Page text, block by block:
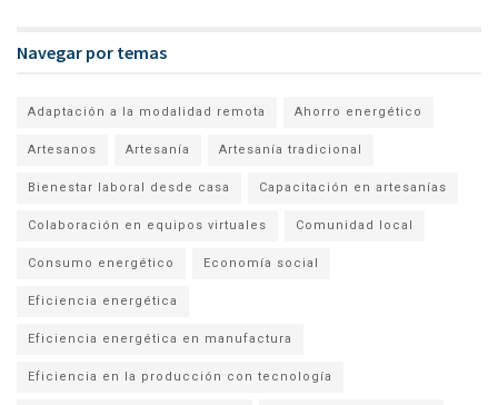
Navegar por temas
Adaptación a la modalidad remota Ahorro energético
Artesanos Artesanía Artesanía tradicional
Bienestar laboral desde casa Capacitación en artesanías
Colaboración en equipos virtuales Comunidad local
Consumo energético Economía social
Eficiencia energética
Eficiencia energética en manufactura
Eficiencia en la producción con tecnología